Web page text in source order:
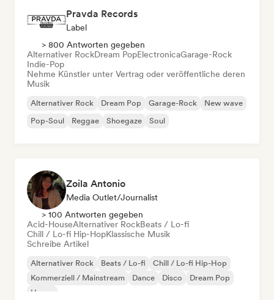
Pravda Records
Label
> 800 Antworten gegeben
Alternativer RockDream PopElectronicaGarage-Rock
Indie-Pop
Nehme Künstler unter Vertrag oder veröffentliche deren
Musik
Alternativer Rock Dream Pop Garage-Rock
New wave
Pop-Soul
Reggae Shoegaze Soul
Zoila Antonio
Media Outlet/Journalist
> 100 Antworten gegeben
Acid-HouseAlternativer RockBeats / Lo-fi
Chill / Lo-fi Hip-HopKlassische Musik
Schreibe Artikel
Alternativer Rock Beats / Lo-fi
Chill / Lo-fi Hip-Hop
Kommerziell / Mainstream
Dance Disco
Dream Pop
House